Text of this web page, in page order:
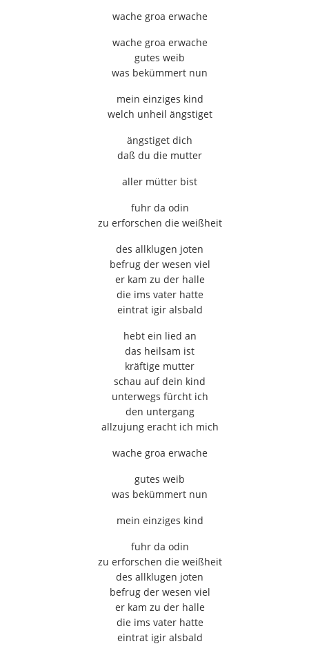
wache groa erwache
wache groa erwache
gutes weib
was bekümmert nun
mein einziges kind
welch unheil ängstiget
ängstiget dich
daß du die mutter
aller mütter bist
fuhr da odin
zu erforschen die weißheit
des allklugen joten
befrug der wesen viel
er kam zu der halle
die ims vater hatte
eintrat igir alsbald
hebt ein lied an
das heilsam ist
kräftige mutter
schau auf dein kind
unterwegs fürcht ich
den untergang
allzujung eracht ich mich
wache groa erwache
gutes weib
was bekümmert nun
mein einziges kind
fuhr da odin
zu erforschen die weißheit
des allklugen joten
befrug der wesen viel
er kam zu der halle
die ims vater hatte
eintrat igir alsbald